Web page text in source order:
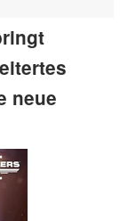
neue